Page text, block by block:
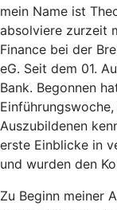
mein Name ist
absolviere zurzeit
Finance bei der
eG. Seit dem 01.
Bank. Begonnen
Auszubildenen
erste Einblicke in
und wurden den
Zu Beginn meiner